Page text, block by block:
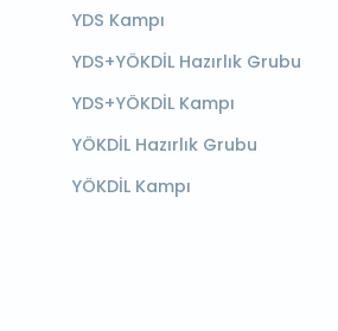
YDS Kampı
YDS+YÖKDİL Hazırlık Grubu
YDS+YÖKDİL Kampı
YÖKDİL Hazırlık Grubu
YÖKDİL Kampı